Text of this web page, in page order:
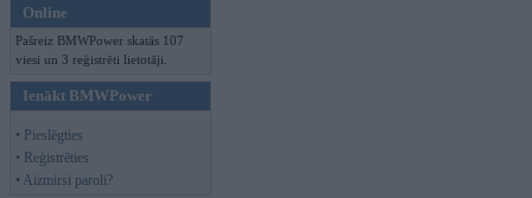
Online
Pašreiz BMWPower skatās 107
viesi un 3 reģistrēti lietotāji.
Ienākt BMWPower
• Pieslēgties
• Reģistrēties
• Aizmirsi paroli?